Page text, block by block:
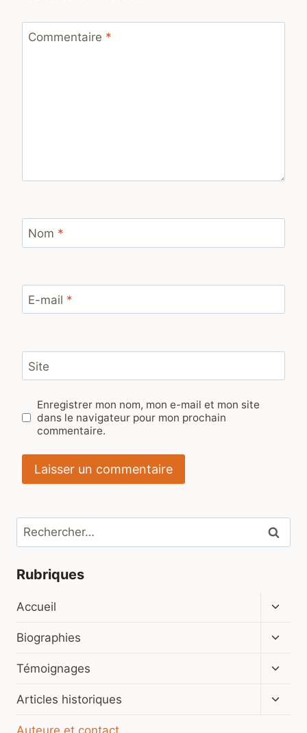
Commentaire *
Nom *
E-mail *
Site
Enregistrer mon nom, mon e-mail et mon site
dans le navigateur pour mon prochain
commentaire.
Rechercher :
Rubriques
Accueil
menu
Biographies
menu
Témoignages
menu
Articles historiques
Auteure et contact